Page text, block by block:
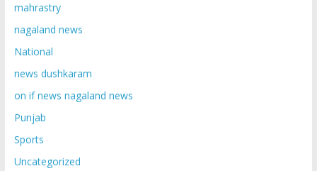
mahrastry
nagaland news
National
news dushkaram
on if news nagaland news
Punjab
Sports
Uncategorized